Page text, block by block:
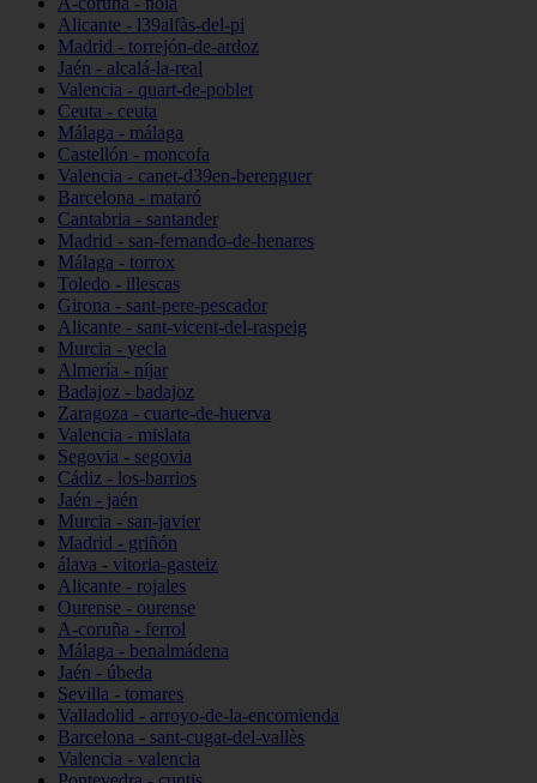
Alicante - l39alfàs-del-pi
Madrid - torrejón-de-ardoz
Jaén - alcalá-la-real
Valencia - quart-de-poblet
Ceuta - ceuta
Málaga - málaga
Castellón - moncofa
Valencia - canet-d39en-berenguer
Barcelona - mataró
Cantabria - santander
Madrid - san-fernando-de-henares
Málaga - torrox
Toledo - illescas
Girona - sant-pere-pescador
Alicante - sant-vicent-del-raspeig
Murcia - yecla
Almería - níjar
Badajoz - badajoz
Zaragoza - cuarte-de-huerva
Valencia - mislata
Segovia - segovia
Cádiz - los-barrios
Jaén - jaén
Murcia - san-javier
Madrid - griñón
álava - vitoria-gasteiz
Alicante - rojales
Ourense - ourense
A-coruña - ferrol
Málaga - benalmádena
Jaén - úbeda
Sevilla - tomares
Valladolid - arroyo-de-la-encomienda
Barcelona - sant-cugat-del-vallès
Valencia - valencia